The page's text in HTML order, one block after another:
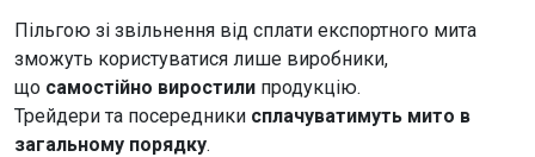
Пільгою зі звільнення від сплати експортного мита
зможуть користуватися лише виробники,
що самостійно виростили продукцію.
Трейдери та посередники сплачуватимуть мито в
загальному порядку.